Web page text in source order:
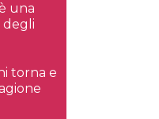
una
degli
torna e